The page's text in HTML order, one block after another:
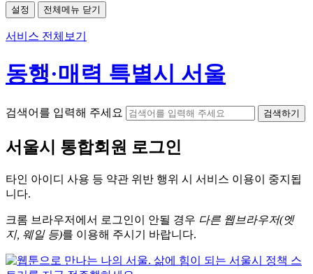
설정 전체메뉴 닫기
서비스 전체보기
동행·매력 특별시 서울
검색어를 입력해 주세요 검색하기
서울시 통합회원 로그인
타인 아이디 사용 등 약관 위반 행위 시 서비스 이용이 중지됩
니다.
크롬 브라우저에서 로그인이 안될 경우 다른 웹브라우저(엣
지, 웨일 등)를 이용해 주시기 바랍니다.